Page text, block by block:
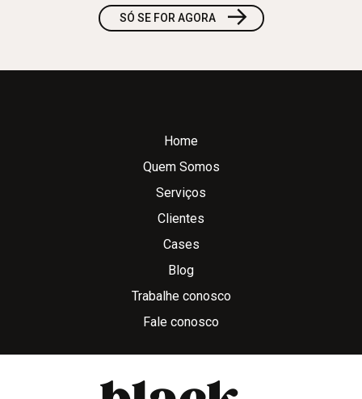
SÓ SE FOR AGORA →
Home
Quem Somos
Serviços
Clientes
Cases
Blog
Trabalhe conosco
Fale conosco